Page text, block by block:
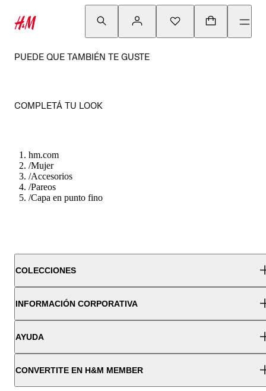
PUEDE QUE TAMBIÉN TE GUSTE
COMPLETÁ TU LOOK
hm.com
/Mujer
/Accesorios
/Pareos
/Capa en punto fino
COLECCIONES
INFORMACIÓN CORPORATIVA
AYUDA
CONVERTITE EN H&M MEMBER